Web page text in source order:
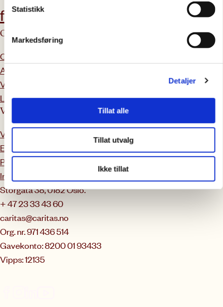
Statistikk
Markedsføring
Detaljer
Tillat alle
Tillat utvalg
Ikke tillat
frivillig?
Om Caritas
Om oss
Ansatte
Vårt arbeid
Ledig stillinger
Våre rutiner
Varsling
Etikk- og antikorrupsjon
Personvern
Innsamlingskontrollen
Storgata 38, 0182 Oslo.
+ 47 23 33 43 60
caritas@caritas.no
Org. nr. 971 436 514
Gavekonto: 8200 01 93433
Vipps: 12135